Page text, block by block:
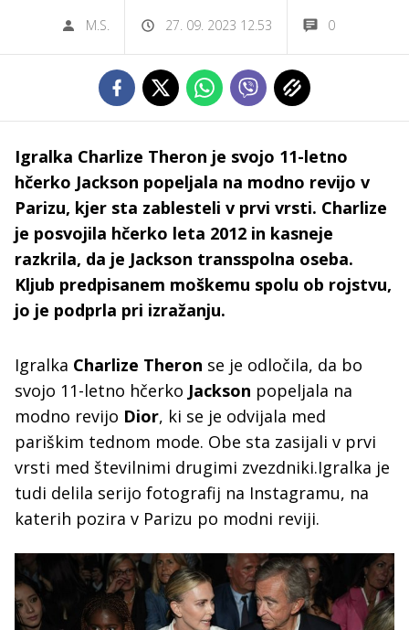
M.S. 27. 09. 2023 12.53 0
Igralka Charlize Theron je svojo 11-letno
hčerko Jackson popeljala na modno revijo v
Parizu, kjer sta zablesteli v prvi vrsti. Charlize
je posvojila hčerko leta 2012 in kasneje
razkrila, da je Jackson transspolna oseba.
Kljub predpisanem moškemu spolu ob rojstvu,
jo je podprla pri izražanju.
Igralka Charlize Theron se je odločila, da bo
svojo 11-letno hčerko Jackson popeljala na
modno revijo Dior, ki se je odvijala med
pariškim tednom mode. Obe sta zasijali v prvi
vrsti med številnimi drugimi zvezdniki.Igralka je
tudi delila serijo fotografij na Instagramu, na
katerih pozira v Parizu po modni reviji.